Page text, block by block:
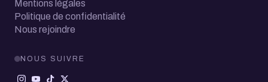
Mentions légales
Politique de confidentialité
Nous rejoindre
NOUS SUIVRE